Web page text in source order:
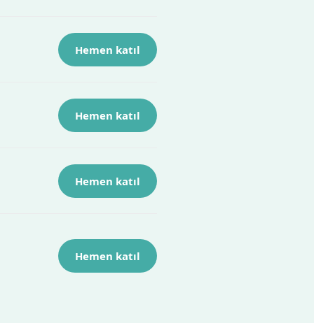
Hemen katıl
Hemen katıl
Hemen katıl
Hemen katıl